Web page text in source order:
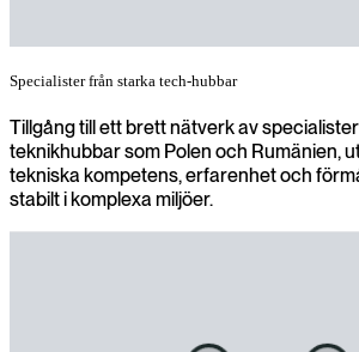
Specialister från starka tech‑hubbar
Tillgång till ett brett nätverk av
teknikhubbar som Polen och Rumänien,
tekniska kompetens, erfarenhet och
stabilt i komplexa miljöer.